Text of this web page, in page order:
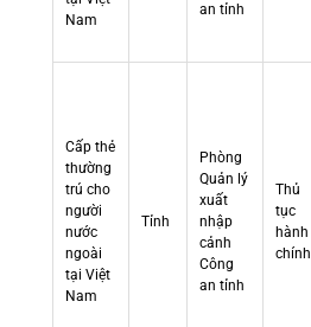
Nam
an tỉnh
Cấp thẻ
thường
trú cho
người
nước
ngoài
tại Việt
Nam
Tỉnh
Phòng
Quản lý
xuất
nhập
cảnh
Công
an tỉnh
Thủ
tục
hành
chính